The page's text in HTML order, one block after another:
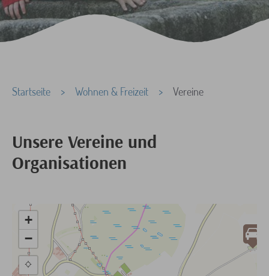
Startseite Wohnen & Freizeit Vereine
Unsere Vereine und
Organisationen